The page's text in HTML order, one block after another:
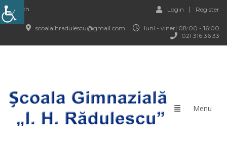
English Login Register
luni - vineri 08:00 - 16:00
scoalaihradulescu@gmail.com
021 316 36 33